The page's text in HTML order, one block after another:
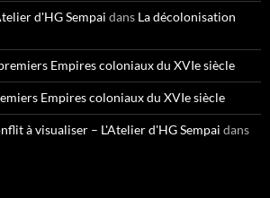
d'HG Sempai dans La décolonisation
Empires coloniaux du XVIe siècle
Empires coloniaux du XVIe siècle
à visualiser – L'Atelier d'HG Sempai dans